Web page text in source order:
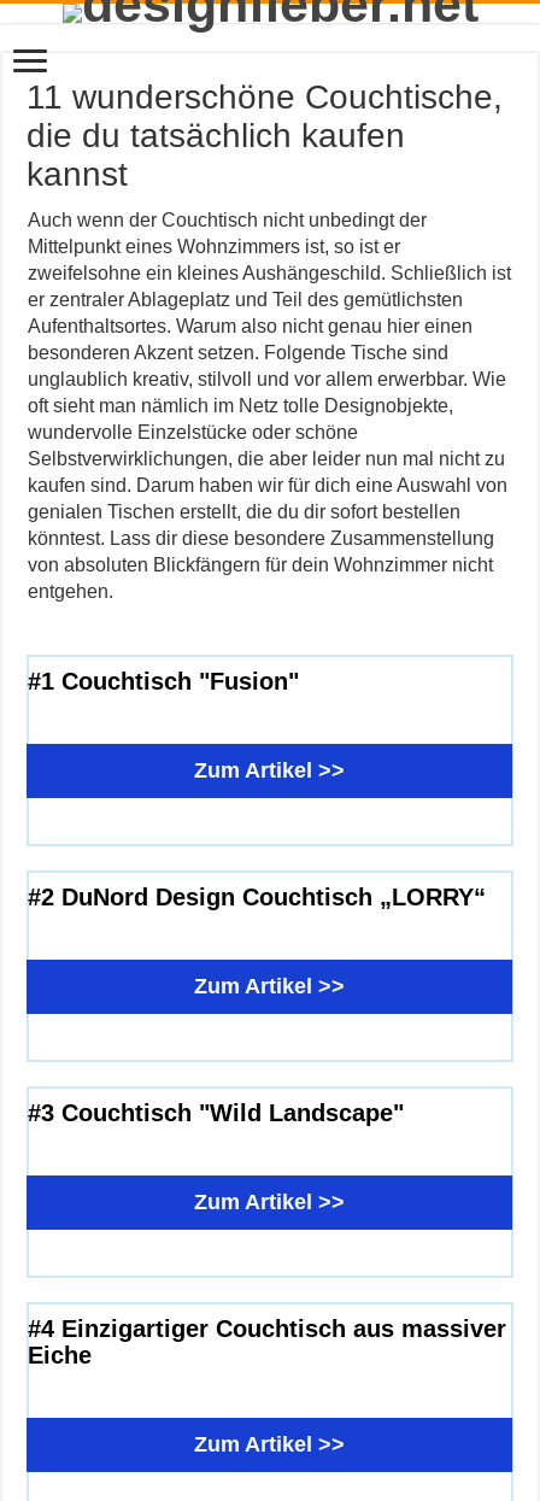
11 wunderschöne Couchtische,
die du tatsächlich kaufen
kannst
Auch wenn der Couchtisch nicht unbedingt der
Mittelpunkt eines Wohnzimmers ist, so ist er
zweifelsohne ein kleines Aushängeschild. Schließlich ist
er zentraler Ablageplatz und Teil des gemütlichsten
Aufenthaltsortes. Warum also nicht genau hier einen
besonderen Akzent setzen. Folgende Tische sind
unglaublich kreativ, stilvoll und vor allem erwerbbar. Wie
oft sieht man nämlich im Netz tolle Designobjekte,
wundervolle Einzelstücke oder schöne
Selbstverwirklichungen, die aber leider nun mal nicht zu
kaufen sind. Darum haben wir für dich eine Auswahl von
genialen Tischen erstellt, die du dir sofort bestellen
könntest. Lass dir diese besondere Zusammenstellung
von absoluten Blickfängern für dein Wohnzimmer nicht
entgehen.
#1 Couchtisch "Fusion"
Zum Artikel >>
#2 DuNord Design Couchtisch „LORRY“
Zum Artikel >>
#3 Couchtisch "Wild Landscape"
Zum Artikel >>
#4 Einzigartiger Couchtisch aus massiver
Eiche
Zum Artikel >>